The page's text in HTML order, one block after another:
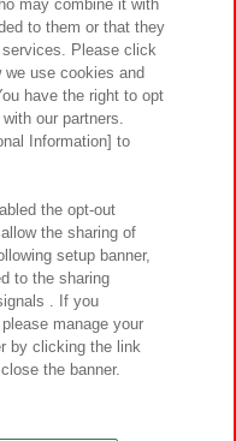
サイトポリシー
シビリティ方針と検証結果
あるご質問・お問い合わせ
Inc.
Lab Inc.
may combine it with
to them or that they
Please click
use cookies and
have the right to opt
our partners.
Information] to
the opt-out
the sharing of
setup banner,
to the sharing
. If you
manage your
by clicking the link
the banner.